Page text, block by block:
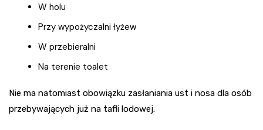
W holu
Przy wypożyczalni łyżew
W przebieralni
Na terenie toalet
Nie ma natomiast obowiązku zasłaniania ust i nosa dla osób
przebywających już na tafli lodowej.